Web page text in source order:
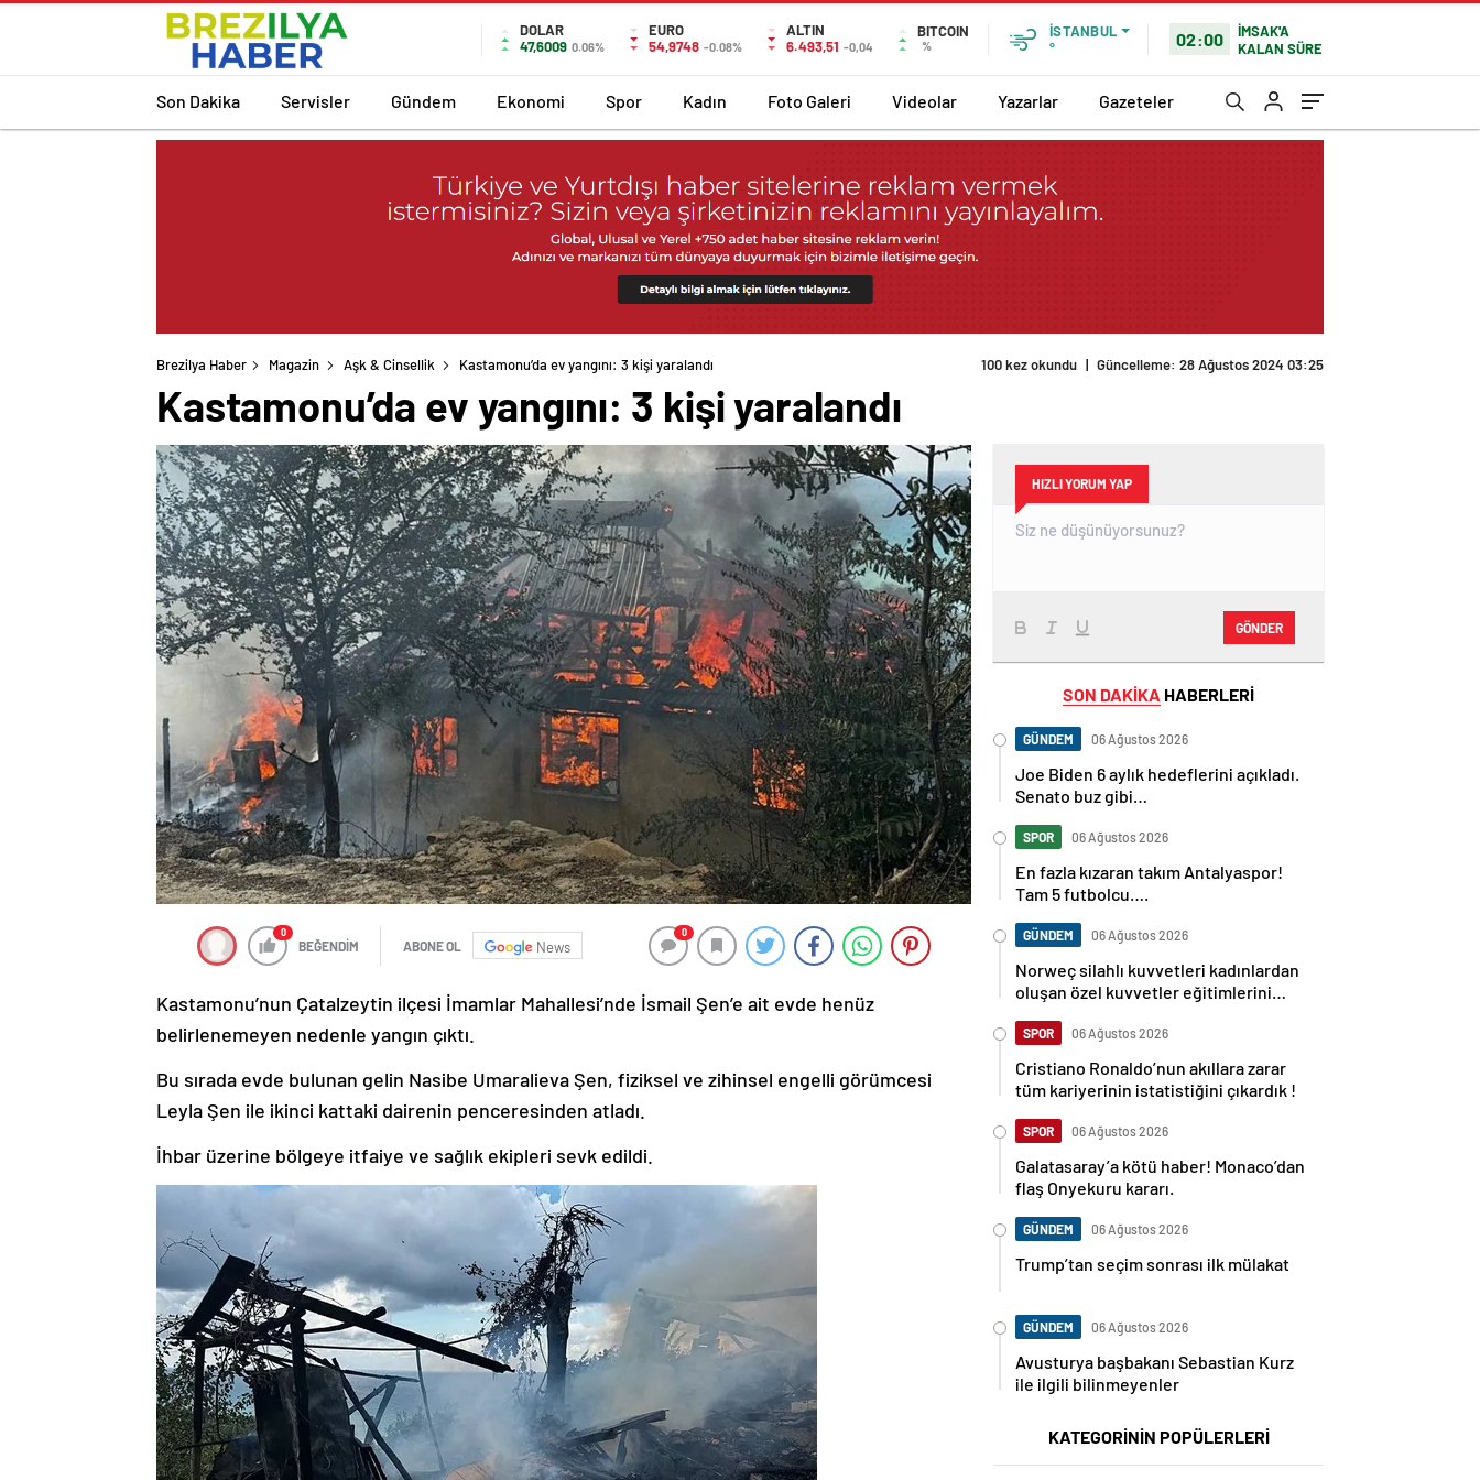
DOLAR
47,6009 0.06%
EURO
54,9748 -0.08%
ALTIN
6.493,51 -0,04
BITCOIN
%
İSTANBUL
°
02:00
İMSAK'A
KALAN SÜRE
Son Dakika Servisler Gündem Ekonomi Spor Kadın Foto Galeri Videolar Yazarlar Gazeteler
Brezilya Haber Magazin Aşk & Cinsellik Kastamonu’da ev yangını: 3 kişi yaralandı
Kastamonu’da ev yangını: 3 kişi yaralandı
0
BEĞENDİM ABONE OL News
0
Kastamonu’nun Çatalzeytin ilçesi İmamlar Mahallesi’nde İsmail Şen’e ait evde henüz
belirlenemeyen nedenle yangın çıktı.
Bu sırada evde bulunan gelin Nasibe Umaralieva Şen, fiziksel ve zihinsel engelli görümcesi
Leyla Şen ile ikinci kattaki dairenin penceresinden atladı.
İhbar üzerine bölgeye itfaiye ve sağlık ekipleri sevk edildi.
HIZLI YORUM YAP
GÖNDER
SON DAKİKA HABERLERİ
GÜNDEM 06 Ağustos 2026
Joe Biden 6 aylık hedeflerini açıkladı.
Senato buz gibi…
SPOR 06 Ağustos 2026
En fazla kızaran takım Antalyaspor!
Tam 5 futbolcu….
GÜNDEM 06 Ağustos 2026
Norweç silahlı kuvvetleri kadınlardan
oluşan özel kuvvetler eğitimlerini
SPOR 06 Ağustos 2026
Cristiano Ronaldo’nun akıllara zarar
tüm kariyerinin istatistiğini çıkardık !
SPOR 06 Ağustos 2026
Galatasaray’a kötü haber! Monaco’dan
flaş Onyekuru kararı.
GÜNDEM 06 Ağustos 2026
Trump’tan seçim sonrası ilk mülakat
GÜNDEM 06 Ağustos 2026
Avusturya başbakanı Sebastian Kurz
ile ilgili bilinmeyenler
KATEGORİNİN POPÜLERLERİ